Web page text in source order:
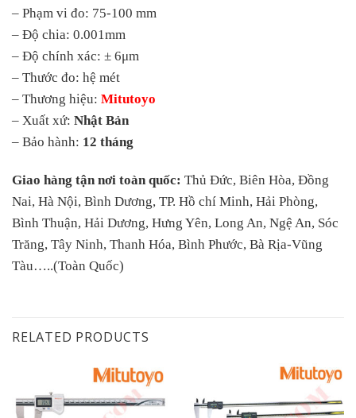
– Phạm vi đo: 75-100 mm
– Độ chia: 0.001mm
– Độ chính xác: ± 6μm
– Thước đo: hệ mét
– Thương hiệu: Mitutoyo
– Xuất xứ: Nhật Bản
– Bảo hành: 12 tháng
Giao hàng tận nơi toàn quốc: Thủ Đức, Biên Hòa, Đồng
Nai, Hà Nội, Bình Dương, TP. Hồ chí Minh, Hải Phòng,
Bình Thuận, Hải Dương, Hưng Yên, Long An, Ngệ An, Sóc
Trăng, Tây Ninh, Thanh Hóa, Bình Phước, Bà Rịa-Vũng
Tàu…..(Toàn Quốc)
RELATED PRODUCTS